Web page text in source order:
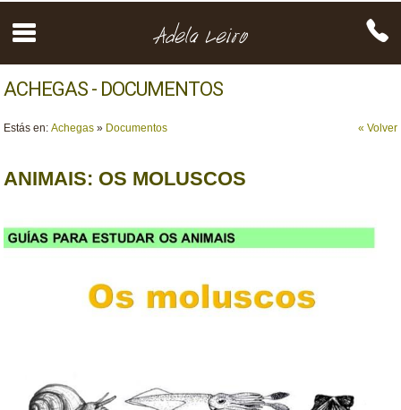
ACHEGAS - DOCUMENTOS
« Volver
Estás en:Achegas » Documentos
ANIMAIS: OS MOLUSCOS